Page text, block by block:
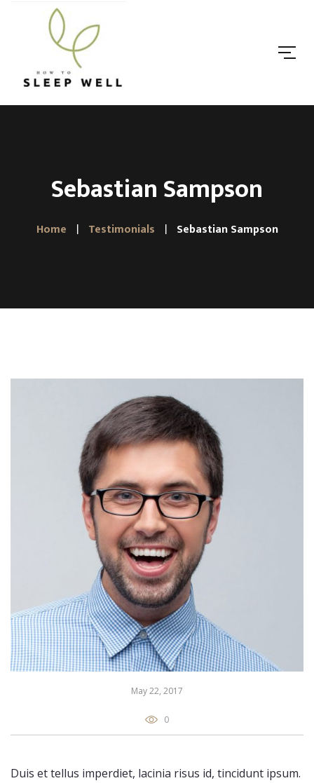
Sebastian Sampson
Home Testimonials Sebastian Sampson
May 22, 2017
0
Duis et tellus imperdiet, lacinia risus id, tincidunt ipsum.